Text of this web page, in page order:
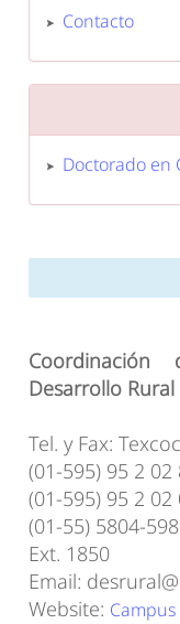
Contacto
Doctorado en
Desarrollo Rural
Tel. y Fax:
(01-595) 95 2 02
(01-595) 95 2 02
(01-55) 5804-
Ext. 1850
Email:
Website: